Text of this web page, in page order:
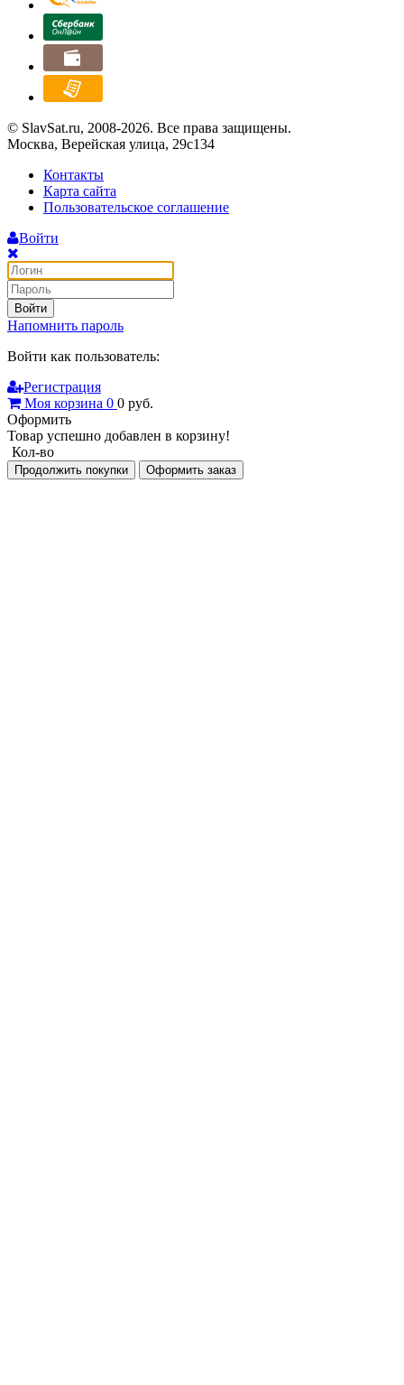
© SlavSat.ru, 2008-2026. Все права защищены.
Москва, Верейская улица, 29с134
Контакты
Карта сайта
Пользовательское соглашение
Войти
Войти
Напомнить пароль
Войти как пользователь:
Регистрация
Моя корзина 0 0 руб.
Оформить
Товар успешно добавлен в корзину!
Кол-во
Продолжить покупки Оформить заказ